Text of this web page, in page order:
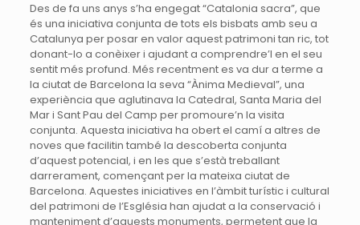
Des de fa uns anys s’ha engegat “Catalonia sacra”, que
és una iniciativa conjunta de tots els bisbats amb seu a
Catalunya per posar en valor aquest patrimoni tan ric, tot
donant-lo a conèixer i ajudant a comprendre’l en el seu
sentit més profund. Més recentment es va dur a terme a
la ciutat de Barcelona la seva “Ànima Medieval”, una
experiència que aglutinava la Catedral, Santa Maria del
Mar i Sant Pau del Camp per promoure’n la visita
conjunta. Aquesta iniciativa ha obert el camí a altres de
noves que facilitin també la descoberta conjunta
d’aquest potencial, i en les que s’està treballant
darrerament, començant per la mateixa ciutat de
Barcelona. Aquestes iniciatives en l’àmbit turístic i cultural
del patrimoni de l’Església han ajudat a la conservació i
manteniment d’aquests monuments, permetent que la